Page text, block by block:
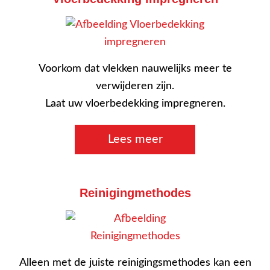
Voorkom dat vlekken nauwelijks meer te
verwijderen zijn.
Laat uw vloerbedekking impregneren.
Lees meer
Reinigingmethodes
Alleen met de juiste reinigingsmethodes kan een